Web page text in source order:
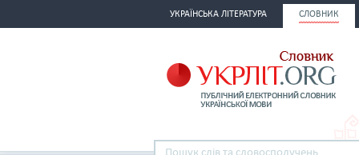
УКРАЇНСЬКА ЛІТЕРАТУРА СЛОВНИК